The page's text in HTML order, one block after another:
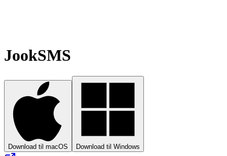
JookSMS
Download til macOS Download til Windows